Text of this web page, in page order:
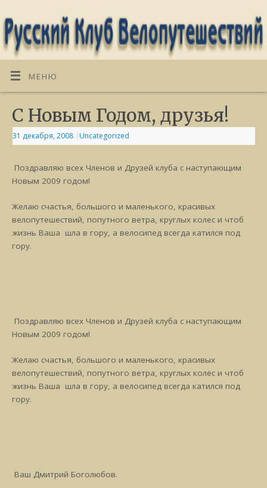
МЕНЮ
С Новым Годом, друзья!
31 декабря, 2008 | Uncategorized
Поздравляю всех Членов и Друзей клуба с наступающим
Новым 2009 годом!
Желаю счастья, большого и маленького, красивых
велопутешествий, попутного ветра, круглых колес и чтоб
жизнь Ваша шла в гору, а велосипед всегда катился под
гору.
Поздравляю всех Членов и Друзей клуба с наступающим
Новым 2009 годом!
Желаю счастья, большого и маленького, красивых
велопутешествий, попутного ветра, круглых колес и чтоб
жизнь Ваша шла в гору, а велосипед всегда катился под
гору.
Ваш Дмитрий Боголюбов.